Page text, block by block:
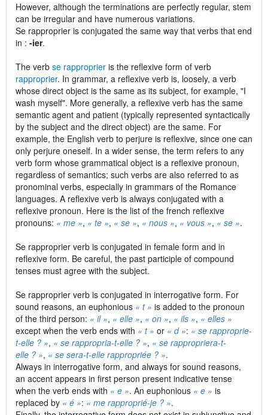
However, although the terminations are perfectly regular, stem
can be irregular and have numerous variations.
Se rapproprier is conjugated the same way that verbs that end
in : -ier.
The verb se rapproprier is the reflexive form of verb
rapproprier. In grammar, a reflexive verb is, loosely, a verb
whose direct object is the same as its subject, for example, "I
wash myself". More generally, a reflexive verb has the same
semantic agent and patient (typically represented syntactically
by the subject and the direct object) are the same. For
example, the English verb to perjure is reflexive, since one can
only perjure oneself. In a wider sense, the term refers to any
verb form whose grammatical object is a reflexive pronoun,
regardless of semantics; such verbs are also referred to as
pronominal verbs, especially in grammars of the Romance
languages. A reflexive verb is always conjugated with a
reflexive pronoun. Here is the list of the french reflexive
pronouns: « me », « te », « se », « nous », « vous », « se ».
Se rapproprier verb is conjugated in female form and in
reflexive form. Be careful, the past participle of compound
tenses must agree with the subject.
Se rapproprier verb is conjugated in interrogative form. For
sound reasons, an euphonious « t » is added to the pronoun
of the third person: « il », « elle », « on », « ils », « elles »
except when the verb ends with « t » or « d »: « se rapproprie-
t-elle ? », « se rappropria-t-elle ? », « se rappropriera-t-
elle ? », « se sera-t-elle rappropriée ? ».
Always in interrogative form, and always for sound reasons,
an accent appears in first person present indicative tense
when the verb ends with « e ». An euphonious « e » is
replaced by « é »: « me rapproprié-je ? ».